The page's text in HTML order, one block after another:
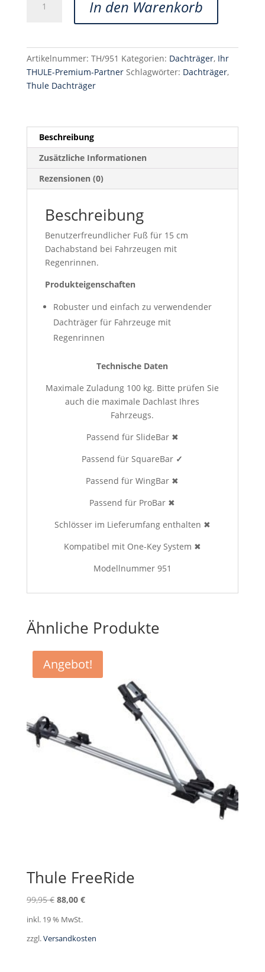
Raingutter
Menge
In den Warenkorb
Artikelnummer: TH/951 Kategorien: Dachträger, Ihr
THULE-Premium-Partner Schlagwörter: Dachträger,
Thule Dachträger
Beschreibung
Zusätzliche Informationen
Rezensionen (0)
Beschreibung
Benutzerfreundlicher Fuß für 15 cm
Dachabstand bei Fahrzeugen mit
Regenrinnen.
Produkteigenschaften
Robuster und einfach zu verwendender
Dachträger für Fahrzeuge mit
Regenrinnen
Technische Daten
Maximale Zuladung 100 kg. Bitte prüfen Sie
auch die maximale Dachlast Ihres
Fahrzeugs.
Passend für SlideBar ✖
Passend für SquareBar ✓
Passend für WingBar ✖
Passend für ProBar ✖
Schlösser im Lieferumfang enthalten ✖
Kompatibel mit One-Key System ✖
Modellnummer 951
Ähnliche Produkte
Angebot!
Thule FreeRide
99,95€ Ursprünglicher
99,95 €
88,00 €Aktueller
88,00 €.
inkl. 19 % MwSt.
zzgl.Versandkosten